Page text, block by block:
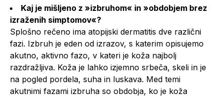
Kaj je mišljeno z »izbruhom« in »obdobjem brez
izraženih simptomov«?
Splošno rečeno ima atopijski dermatitis dve različni
fazi. Izbruh je eden od izrazov, s katerim opisujemo
akutno, aktivno fazo, v kateri je koža najbolj
razdražljiva. Koža je lahko izjemno srbeča, skeli in je
na pogled pordela, suha in luskava. Med temi
akutnimi fazami izbruha so obdobja, ko je koža